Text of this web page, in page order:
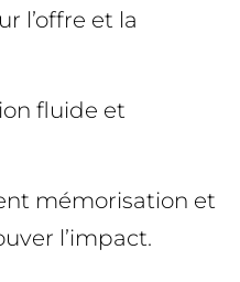
l’offre et la
fluide et
mémorisation et
l’impact.